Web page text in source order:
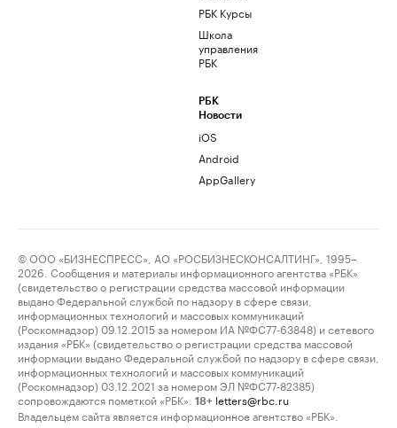
РБК Курсы
Школа
управления
РБК
РБК
Новости
iOS
Android
AppGallery
© ООО «БИЗНЕСПРЕСС», АО «РОСБИЗНЕСКОНСАЛТИНГ», 1995–
2026. Сообщения и материалы информационного агентства «РБК»
(свидетельство о регистрации средства массовой информации
выдано Федеральной службой по надзору в сфере связи,
информационных технологий и массовых коммуникаций
(Роскомнадзор) 09.12.2015 за номером ИА №ФС77-63848) и сетевого
издания «РБК» (свидетельство о регистрации средства массовой
информации выдано Федеральной службой по надзору в сфере связи,
информационных технологий и массовых коммуникаций
(Роскомнадзор) 03.12.2021 за номером ЭЛ №ФС77-82385)
сопровождаются пометкой «РБК».
18+ letters@rbc.ru
Владельцем сайта является информационное агентство «РБК».